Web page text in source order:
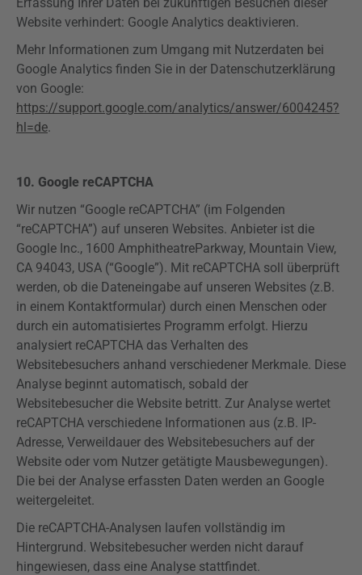
Website verhindert: Google Analytics deaktivieren.
Mehr Informationen zum Umgang mit Nutzerdaten bei
Google Analytics finden Sie in der Datenschutzerklärung
von Google:
https://support.google.com/analytics/answer/6004245?
hl=de.
10. Google reCAPTCHA
Wir nutzen “Google reCAPTCHA” (im Folgenden
“reCAPTCHA”) auf unseren Websites. Anbieter ist die
Google Inc., 1600 AmphitheatreParkway, Mountain View,
CA 94043, USA (“Google”). Mit reCAPTCHA soll überprüft
werden, ob die Dateneingabe auf unseren Websites (z.B.
in einem Kontaktformular) durch einen Menschen oder
durch ein automatisiertes Programm erfolgt. Hierzu
analysiert reCAPTCHA das Verhalten des
Websitebesuchers anhand verschiedener Merkmale. Diese
Analyse beginnt automatisch, sobald der
Websitebesucher die Website betritt. Zur Analyse wertet
reCAPTCHA verschiedene Informationen aus (z.B. IP-
Adresse, Verweildauer des Websitebesuchers auf der
Website oder vom Nutzer getätigte Mausbewegungen).
Die bei der Analyse erfassten Daten werden an Google
weitergeleitet.
Die reCAPTCHA-Analysen laufen vollständig im
Hintergrund. Websitebesucher werden nicht darauf
hingewiesen, dass eine Analyse stattfindet.